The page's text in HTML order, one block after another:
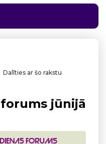
Dalīties ar šo rakstu
jūnijā